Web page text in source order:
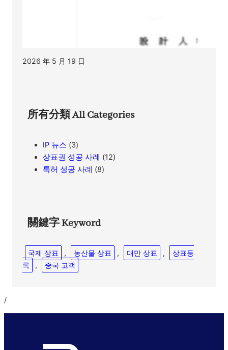
2026 年 5 月 19 日
所有分類 All Categories
IP 뉴스 (3)
상표권 성공 사례 (12)
특허 성공 사례 (8)
關鍵字 Keyword
국제 상표 , 농산물 상표 , 대만 상표 ,
상표등
록
, 중국 고객
/